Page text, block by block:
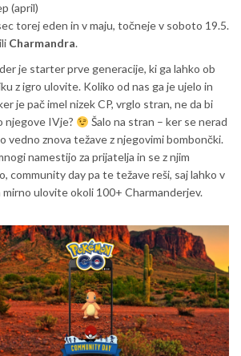
(april)
torej eden in v maju, točneje v soboto 19.5.
Charmandra.
je starter prve generacije, ki ga lahko ob
z igro ulovite. Koliko od nas ga je ujelo in
je pač imel nizek CP, vrglo stran, ne da bi
njegove IVje?
Šalo na stran – ker se nerad
vedno znova težave z njegovimi bombončki.
namestijo za prijatelja in se z njim
community day pa te težave reši, saj lahko v
ulovite okoli 100+ Charmanderjev.